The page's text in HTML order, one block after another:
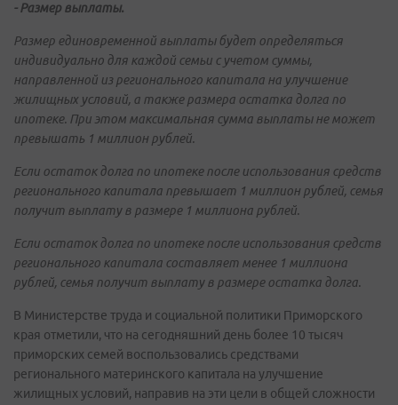
- Размер выплаты.
Размер единовременной выплаты будет определяться
индивидуально для каждой семьи с учетом суммы,
направленной из регионального капитала на улучшение
жилищных условий, а также размера остатка долга по
ипотеке. При этом максимальная сумма выплаты не может
превышать 1 миллион рублей.
Если остаток долга по ипотеке после использования средств
регионального капитала превышает 1 миллион рублей, семья
получит выплату в размере 1 миллиона рублей.
Если остаток долга по ипотеке после использования средств
регионального капитала составляет менее 1 миллиона
рублей, семья получит выплату в размере остатка долга.
В Министерстве труда и социальной политики Приморского
края отметили, что на сегодняшний день более 10 тысяч
приморских семей воспользовались средствами
регионального материнского капитала на улучшение
жилищных условий, направив на эти цели в общей сложности